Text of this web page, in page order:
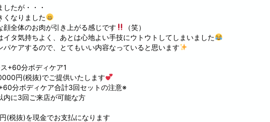
たが・・・
くなりました
顔全体のお肉が引き上がる感じです
（笑）
イタ気持ちよく、あとは心地よい手技にウトウトしてしまいました
パケアするので、とてもいい内容なっていると思います
+60分ボディケア1
円(税抜)でご提供いたします
分ボディケア合計3回セットの注意※
に3回ご来店が可能な方
税抜)を現金でお支払になります